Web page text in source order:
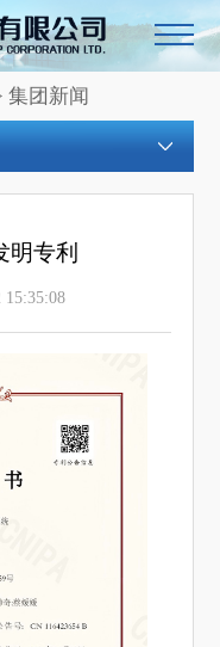
集团新闻
明专利
15:35:08